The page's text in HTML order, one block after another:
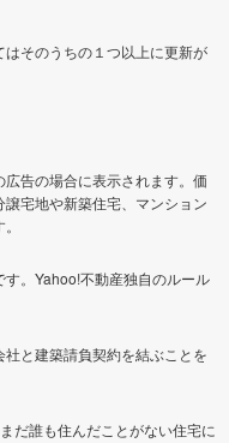
そのうちの１つ以上に更新が
告の場合に表示されます。価
宅地や新築住宅、マンション
。Yahoo!不動産独自のルール
と建築請負契約を結ぶことを
だ誰も住んだことがない住宅に